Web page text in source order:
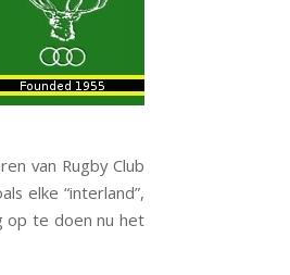
van Rugby Club
elke “interland”,
op te doen nu het